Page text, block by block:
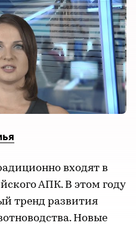
входят в
АПК. В этом году
тренд развития
Новые